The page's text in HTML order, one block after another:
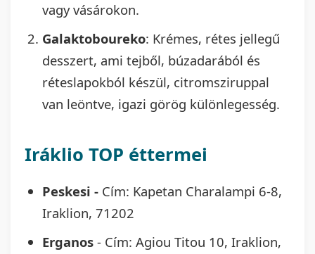
vagy vásárokon.
Galaktoboureko: Krémes, rétes jellegű
desszert, ami tejből, búzadarából és
réteslapokból készül, citromsziruppal
van leöntve, igazi görög különlegesség.
Iráklio TOP éttermei
Peskesi - Cím: Kapetan Charalampi 6-8,
Iraklion, 71202
Erganos - Cím: Agiou Titou 10, Iraklion,